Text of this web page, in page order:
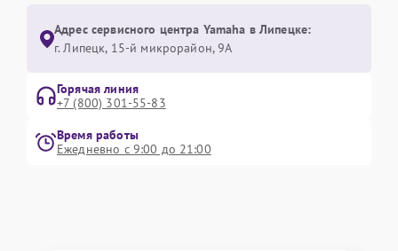
Адрес сервисного центра Yamaha в Липецке:
г. Липецк, 15-й микрорайон, 9А
Горячая линия
+7 (800) 301-55-83
Время работы
Ежедневно с 9:00 до 21:00